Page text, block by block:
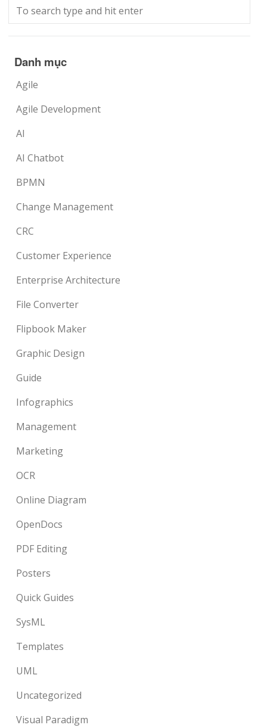
Danh mục
Agile
Agile Development
AI
AI Chatbot
BPMN
Change Management
CRC
Customer Experience
Enterprise Architecture
File Converter
Flipbook Maker
Graphic Design
Guide
Infographics
Management
Marketing
OCR
Online Diagram
OpenDocs
PDF Editing
Posters
Quick Guides
SysML
Templates
UML
Uncategorized
Visual Paradigm